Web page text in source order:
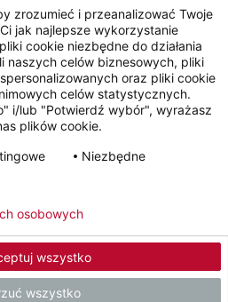
prywatności Newsletter
YouTube LinkedIn
GmbH & Co. KG (DE)
zrozumieć i przeanalizować Twoje
jak najlepsze wykorzystanie
cookie niezbędne do działania
naszych celów biznesowych, pliki
oraz pliki cookie
celów statystycznych.
i/lub "Potwierdź wybór", wyrażasz
plików cookie.
Niezbędne
wszystko
wszystko
osobowych